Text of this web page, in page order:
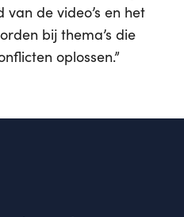
de video’s en het
bij thema’s die
oplossen.”